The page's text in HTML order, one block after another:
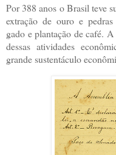
Por 388 anos o Brasil teve
extração de ouro e pedras
gado e plantação de café.
dessas atividades
grande sustentáculo